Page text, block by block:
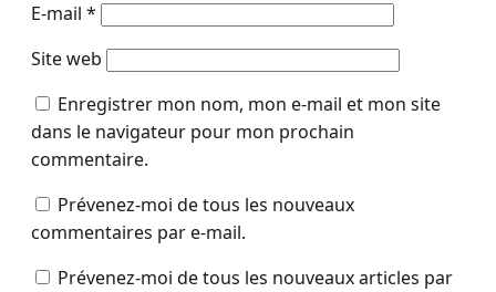
E-mail *
Site web
Enregistrer mon nom, mon e-mail et mon site
dans le navigateur pour mon prochain
commentaire.
Prévenez-moi de tous les nouveaux
commentaires par e-mail.
Prévenez-moi de tous les nouveaux articles par